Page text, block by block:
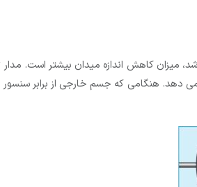
کاهش اندازه میدان بیشتر است. مدار
دهد. هنگامی که جسم خارجی از برابر